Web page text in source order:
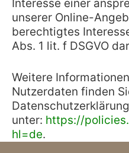
Interesse einer
unserer Online-
berechtigtes
Abs. 1 lit. f DSGVO
Weitere
Nutzerdaten finden
unter: https://
hl=de.